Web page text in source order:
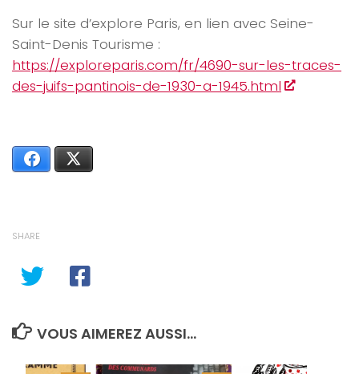
Sur le site d’explore Paris, en lien avec Seine-
Saint-Denis Tourisme :
https://exploreparis.com/fr/4690-sur-les-traces-
des-juifs-pantinois-de-1930-a-1945.html
Facebook
SHARE
VOUS AIMEREZ AUSSI...